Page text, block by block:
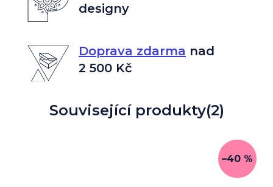
designy
Doprava zdarma nad
2 500 Kč
Související produkty(2)
–40 %